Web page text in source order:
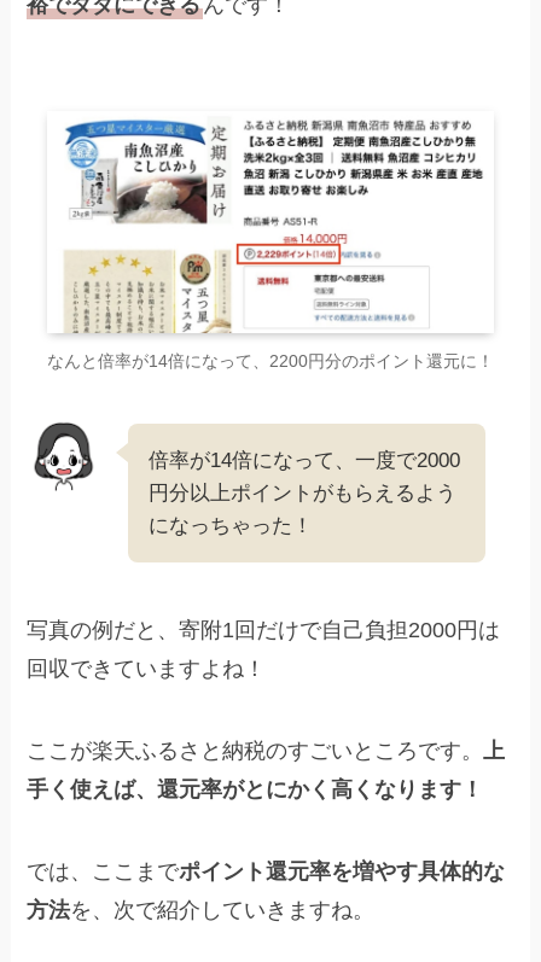
裕でタダにできるんです！
なんと倍率が14倍になって、2200円分のポイント還元に！
倍率が14倍になって、一度で2000
円分以上ポイントがもらえるよう
になっちゃった！
写真の例だと、寄附1回だけで自己負担2000円は
回収できていますよね！
ここが楽天ふるさと納税のすごいところです。上
手く使えば、還元率がとにかく高くなります！
では、ここまでポイント還元率を増やす具体的な
方法を、次で紹介していきますね。